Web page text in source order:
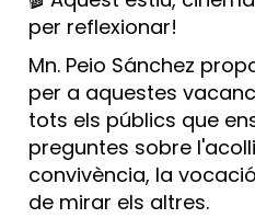
per reflexionar!
Mn. Peio Sánchez
per a aquestes
tots els públics que
preguntes sobre
convivència, la
de mirar els altres.